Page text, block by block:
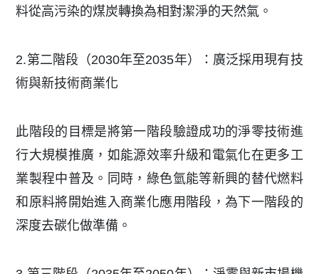
料從高污染的煤炭轉換為相對潔淨的天然氣。
2.第二階段（2030年至2035年）：廣泛採用現有技
術與新技術商業化
此階段的目標是將第一階段驗證成功的淨零技術進
行大規模推廣，如能源效率升級和電氣化在更多工
業製程中普及。同時，綠色氫能等新興的替代燃料
和原料將開始進入商業化應用階段，為下一階段的
深度去碳化做準備。